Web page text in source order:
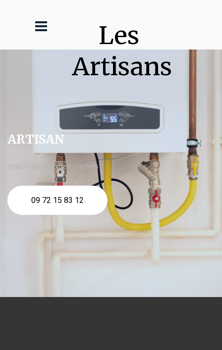
Les
Artisans
ARTISAN
chauffagiste expert Castres
09 72 15 83 12